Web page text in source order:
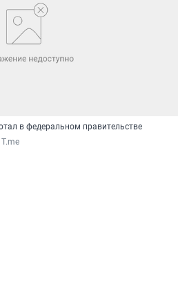
в федеральном правительстве